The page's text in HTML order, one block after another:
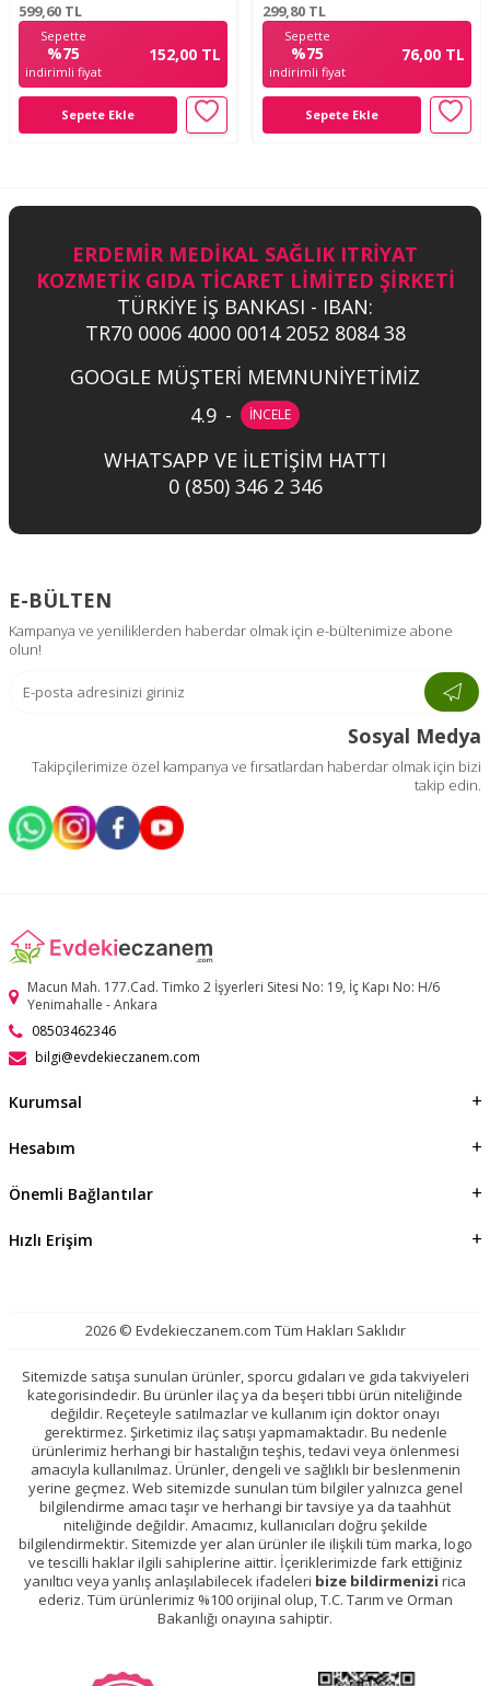
599,60 TL
Sepette
%75
indirimli fiyat
152,00 TL
Sepete Ekle
299,80 TL
Sepette
%75
indirimli fiyat
76,00 TL
Sepete Ekle
ERDEMİR MEDİKAL SAĞLIK ITRİYAT
KOZMETİK GIDA TİCARET LİMİTED ŞİRKETİ
TÜRKİYE İŞ BANKASI - IBAN:
TR70 0006 4000 0014 2052 8084 38
GOOGLE MÜŞTERİ MEMNUNİYETİMİZ
4.9 - İNCELE
WHATSAPP VE İLETİŞİM HATTI
0 (850) 346 2 346
E-BÜLTEN
Kampanya ve yeniliklerden haberdar olmak için e-bültenimize abone
olun!
Sosyal Medya
Takipçilerimize özel kampanya ve fırsatlardan haberdar olmak için bizi
takip edin.
Macun Mah. 177.Cad. Timko 2 İşyerleri Sitesi No: 19, İç Kapı No: H/6
Yenimahalle - Ankara
08503462346
bilgi@evdekieczanem.com
Kurumsal
Hesabım
Önemli Bağlantılar
Hızlı Erişim
2026 © Evdekieczanem.com Tüm Hakları Saklıdır
Sitemizde satışa sunulan ürünler, sporcu gıdaları ve gıda takviyeleri
kategorisindedir. Bu ürünler ilaç ya da beşeri tıbbi ürün niteliğinde
değildir. Reçeteyle satılmazlar ve kullanım için doktor onayı
gerektirmez. Şirketimiz ilaç satışı yapmamaktadır. Bu nedenle
ürünlerimiz herhangi bir hastalığın teşhis, tedavi veya önlenmesi
amacıyla kullanılmaz. Ürünler, dengeli ve sağlıklı bir beslenmenin
yerine geçmez. Web sitemizde sunulan tüm bilgiler yalnızca genel
bilgilendirme amacı taşır ve herhangi bir tavsiye ya da taahhüt
niteliğinde değildir. Amacımız, kullanıcıları doğru şekilde
bilgilendirmektir. Sitemizde yer alan ürünler ile ilişkili tüm marka, logo
ve tescilli haklar ilgili sahiplerine aittir. İçeriklerimizde fark ettiğiniz
yanıltıcı veya yanlış anlaşılabilecek ifadeleri bize bildirmenizi rica
ederiz. Tüm ürünlerimiz %100 orijinal olup, T.C. Tarım ve Orman
Bakanlığı onayına sahiptir.